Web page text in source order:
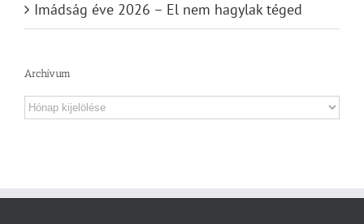
Imádság éve 2026 – El nem hagylak téged
Archívum
Archívum